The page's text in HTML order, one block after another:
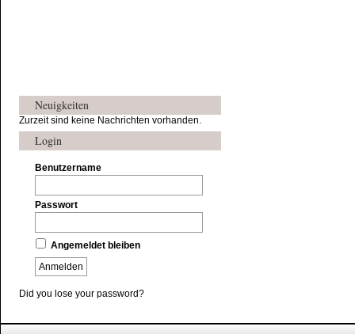
Neuigkeiten
Zurzeit sind keine Nachrichten vorhanden.
Login
Benutzername
Passwort
Angemeldet bleiben
Did you lose your password?